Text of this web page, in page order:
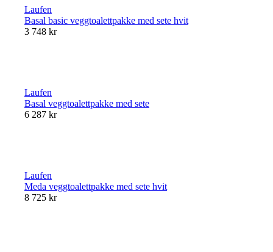
Laufen
Basal basic veggtoalettpakke med sete hvit
3 748 kr
Laufen
Basal veggtoalettpakke med sete
6 287 kr
Laufen
Meda veggtoalettpakke med sete hvit
8 725 kr